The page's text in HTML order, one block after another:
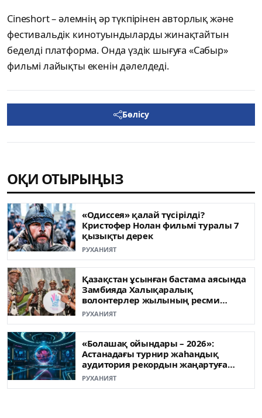
Cineshort – әлемнің әр түкпірінен авторлық және
фестивальдік кинотуындыларды жинақтайтын
беделді платформа. Онда үздік шығуға «Сабыр»
фильмі лайықты екенін дәлелдеді.
Бөлісу
ОҚИ ОТЫРЫҢЫЗ
«Одиссея» қалай түсірілді?
Кристофер Нолан фильмі туралы 7
қызықты дерек
РУХАНИЯТ
Қазақстан ұсынған бастама аясында
Замбияда Халықаралық
волонтерлер жылының ресми
ашылуы өтті
РУХАНИЯТ
«Болашақ ойындары – 2026»:
Астанадағы турнир жаһандық
аудитория рекордын жаңартуға
жақын
РУХАНИЯТ